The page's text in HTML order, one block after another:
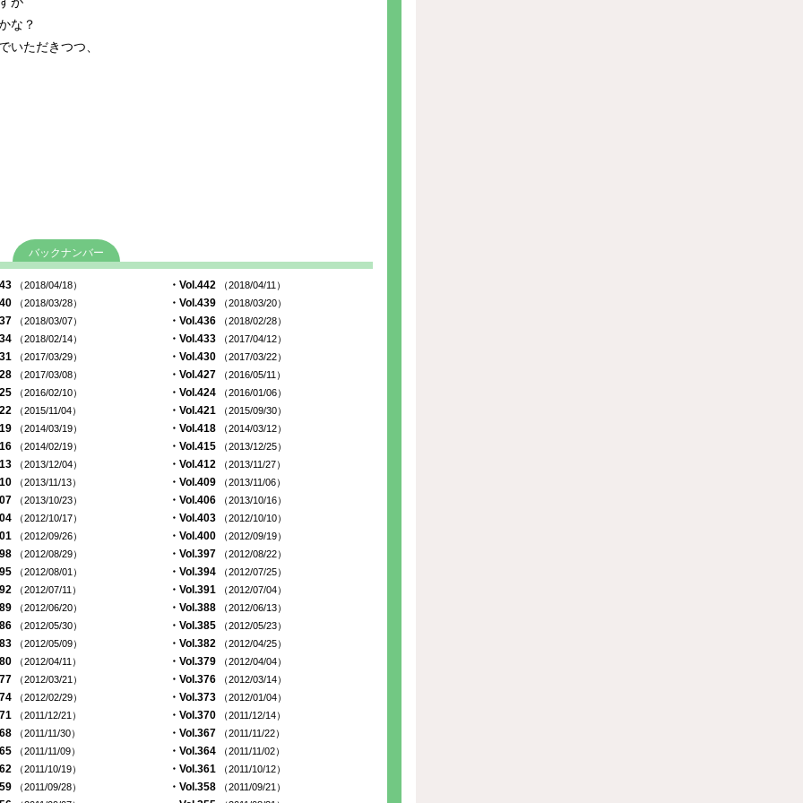
な？
いただきつつ、
バックナンバー
（2018/04/18） ・Vol.442 （2018/04/11）
（2018/03/28） ・Vol.439 （2018/03/20）
（2018/03/07） ・Vol.436 （2018/02/28）
（2018/02/14） ・Vol.433 （2017/04/12）
（2017/03/29） ・Vol.430 （2017/03/22）
（2017/03/08） ・Vol.427 （2016/05/11）
（2016/02/10） ・Vol.424 （2016/01/06）
（2015/11/04） ・Vol.421 （2015/09/30）
（2014/03/19） ・Vol.418 （2014/03/12）
（2014/02/19） ・Vol.415 （2013/12/25）
（2013/12/04） ・Vol.412 （2013/11/27）
（2013/11/13） ・Vol.409 （2013/11/06）
（2013/10/23） ・Vol.406 （2013/10/16）
（2012/10/17） ・Vol.403 （2012/10/10）
（2012/09/26） ・Vol.400 （2012/09/19）
（2012/08/29） ・Vol.397 （2012/08/22）
（2012/08/01） ・Vol.394 （2012/07/25）
（2012/07/11） ・Vol.391 （2012/07/04）
（2012/06/20） ・Vol.388 （2012/06/13）
（2012/05/30） ・Vol.385 （2012/05/23）
（2012/05/09） ・Vol.382 （2012/04/25）
（2012/04/11） ・Vol.379 （2012/04/04）
（2012/03/21） ・Vol.376 （2012/03/14）
（2012/02/29） ・Vol.373 （2012/01/04）
（2011/12/21） ・Vol.370 （2011/12/14）
（2011/11/30） ・Vol.367 （2011/11/22）
（2011/11/09） ・Vol.364 （2011/11/02）
（2011/10/19） ・Vol.361 （2011/10/12）
（2011/09/28） ・Vol.358 （2011/09/21）